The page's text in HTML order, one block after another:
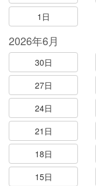
1日
2026年6月
30日
27日
24日
21日
18日
15日